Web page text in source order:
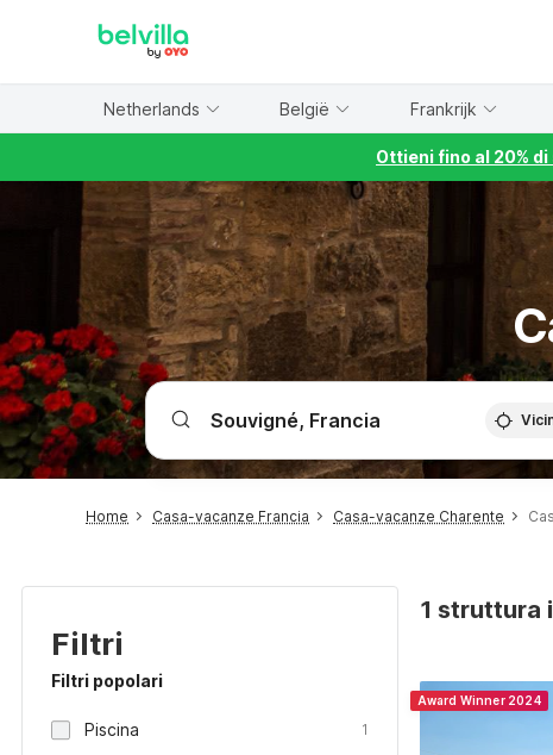
Netherlands België Frankrijk
Ottieni fino al 20%
Home Casa-vacanze Francia Casa-vacanze Charente
Filtri
Filtri popolari
Piscina 1
1 struttura
Award Winner 2024